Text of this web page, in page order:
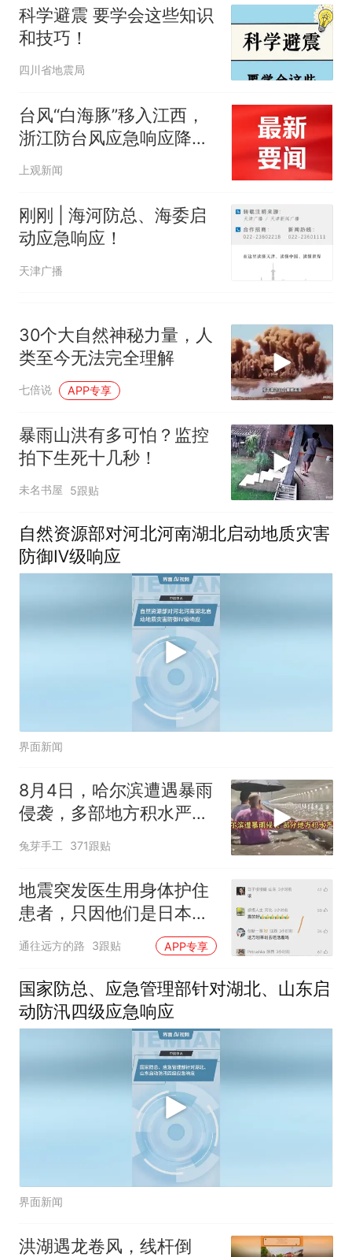
母瘫痪 轰-6J实力有多强？
泰州父亲的手写家书遗失30
年，网友淘到后寄给女儿：花
鸟市场搬了，但爱还在
十多万人报名的考试，成绩
科学避震 要学会这些知识
和技巧！
四川省地震局
台风“白海豚”移入江西，
浙江防台风应急响应降为
Ⅱ级
上观新闻
刚刚 | 海河防总、海委启
动应急响应！
天津广播
30个大自然神秘力量，人
类至今无法完全理解
七倍说 APP专享
暴雨山洪有多可怕？监控
拍下生死十几秒！
未名书屋 5跟贴
自然资源部对河北河南湖北启动地质灾害
防御Ⅳ级响应
界面新闻
8月4日，哈尔滨遭遇暴雨
侵袭，多部地方积水严
重！
兔芽手工 371跟贴
地震突发医生用身体护住
患者，只因他们是日本人
就该挖苦吗
通往远方的路 3跟贴 APP专享
国家防总、应急管理部针对湖北、山东启
动防汛四级应急响应
界面新闻
洪湖遇龙卷风，线杆倒